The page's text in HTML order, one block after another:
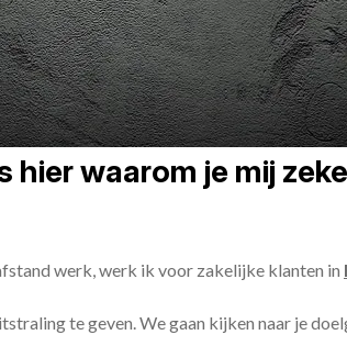
waarom je mij
werk, werk ik voor zakelijke klanten in
te geven. We gaan kijken naar je